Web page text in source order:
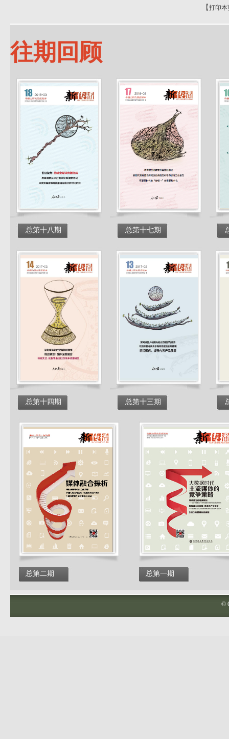
【 打印本
往期回顾
总第十八期 总第十七期
总第十四期 总第十三期
总第二期 总第一期
©